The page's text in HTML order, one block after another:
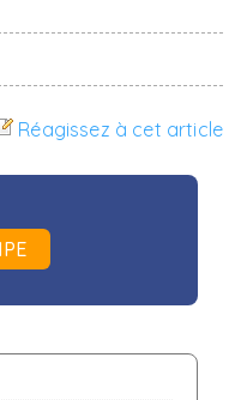
Réagissez à cet article